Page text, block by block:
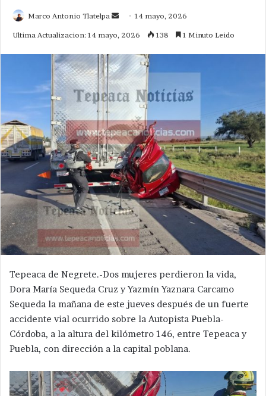
Marco Antonio Tlatelpa
Send14 mayo, 2026
Ultima Actualizacion: 14 mayo, 2026 138 1 Minuto Leido
Tepeaca de Negrete.-Dos mujeres perdieron la vida,
Dora María Sequeda Cruz y Yazmín Yaznara Carcamo
Sequeda la mañana de este jueves después de un fuerte
accidente vial ocurrido sobre la Autopista Puebla-
Córdoba, a la altura del kilómetro 146, entre Tepeaca y
Puebla, con dirección a la capital poblana.